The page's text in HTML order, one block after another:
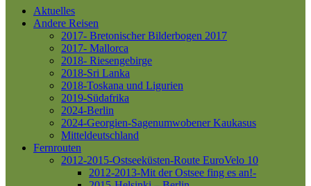
Aktuelles
Andere Reisen
2017- Bretonischer Bilderbogen 2017
2017- Mallorca
2018- Riesengebirge
2018-Sri Lanka
2018-Toskana und Ligurien
2019-Südafrika
2024-Berlin
2024-Georgien-Sagenumwobener Kaukasus
Mitteldeutschland
Fernrouten
2012-2015-Ostseeküsten-Route EuroVelo 10
2012-2013-Mit der Ostsee fing es an!-